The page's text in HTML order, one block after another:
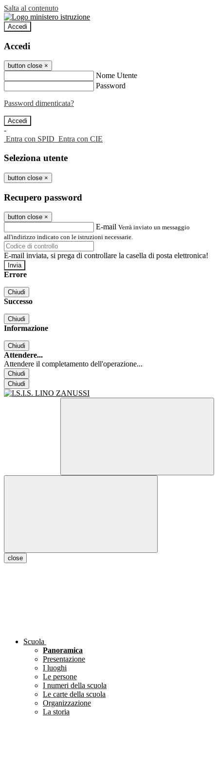
Salta al contenuto
Accedi
Accedi
button close ×
Nome Utente
Password
Password dimenticata?
-
Entra con SPID Entra con CIE
Seleziona utente
button close ×
Recupero password
button close ×
E-mail Verrà inviato un messaggio
all'indirizzo indicato con le istruzioni necessarie.
E-mail inviata, si prega di controllare la casella di posta elettronica!
Errore
Chiudi
Successo
Chiudi
Informazione
Chiudi
Attendere...
Attendere il completamento dell'operazione...
Chiudi
Chiudi
close
Scuola
Panoramica
Presentazione
I luoghi
Le persone
I numeri della scuola
Le carte della scuola
Organizzazione
La storia